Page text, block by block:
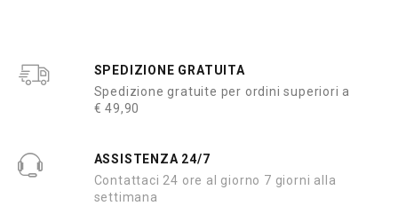
SPEDIZIONE GRATUITA
Spedizione gratuite per ordini superiori a
€ 49,90
ASSISTENZA 24/7
Contattaci 24 ore al giorno 7 giorni alla
settimana